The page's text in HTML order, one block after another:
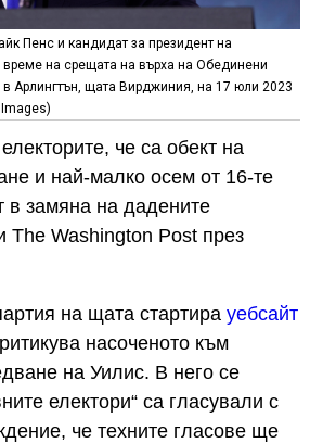
Пенс и кандидат за президент на
време на срещата на върха на Обединени
в Арлингтън, щата Вирджиния, на 17 юли 2023
че са обект на
и най-малко осем от 16-те
в замяна на дадените
The Washington Post през
на щата стартира уебсайт
насоченото към
на Уилис. В него се
електори“ са гласували с
че техните гласове ще